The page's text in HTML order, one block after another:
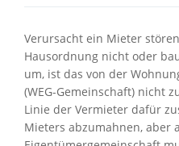
Verursacht ein Mieter
Hausordnung nicht oder
um, ist das von der
(WEG-Gemeinschaft) nicht
Linie der Vermieter dafür
Mieters abzumahnen, aber